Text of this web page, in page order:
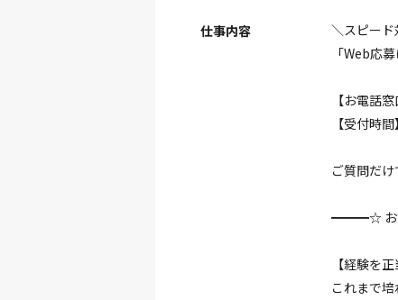
仕事内容
＼スピー
「Web応
【お電話
【受付時
ご質問だ
━━━☆ お
【経験を
これまで